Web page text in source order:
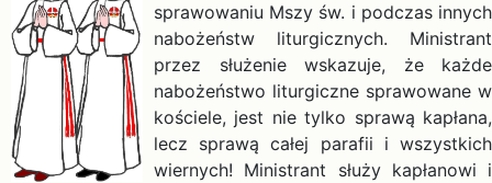
sprawowaniu Mszy św. i podczas innych
nabożeństw liturgicznych. Ministrant
przez służenie wskazuje, że każde
nabożeństwo liturgiczne sprawowane w
kościele, jest nie tylko sprawą kapłana,
lecz sprawą całej parafii i wszystkich
wiernych! Ministrant służy kapłanowi i